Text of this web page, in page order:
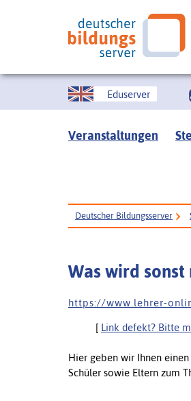
Eduserver
Veranstaltungen
Deutscher Bildungsserver
Was wird
h t t p s : / / w w w . l e h r e r - o n l i
[ Link defekt? Bitte
Hier geben wir Ihnen
Schüler sowie Eltern zum